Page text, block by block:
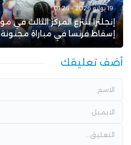
19 يوليو 2026 - 01:26
إسقاط فرنسا في مباراة مجنونة
أضف تعليقك